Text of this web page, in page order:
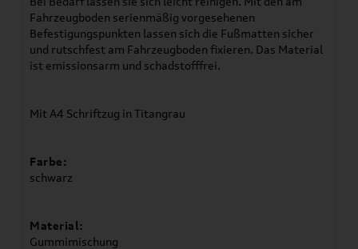
Fahrzeugboden serienmäßig vorgesehenen
Befestigungspunkten lassen sich die Fußmatten sicher
und rutschfest am Fahrzeugboden fixieren. Das Material
ist emissionsarm und schadstofffrei.
Mit A4 Schriftzug in Titangrau
Farbe:
schwarz
Material:
Gummimischung